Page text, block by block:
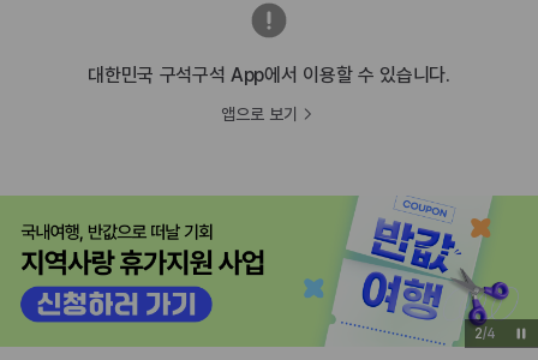
대한민국 구석구석 App에서 이용할 수 있습니다.
앱으로 보기
2/4